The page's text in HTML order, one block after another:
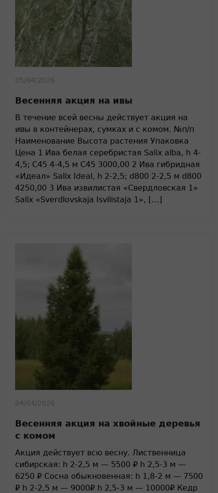
05/04/2026
Весенняя акция на ивы
В течение всей весны действует акция на
ивы в контейнерах, сумках и с комом. №п/п
Наименование Высота растения Упаковка
Цена 1 Ива белая серебристая Salix alba, h 4-
4,5; С45 4-4,5 м С45 3000,00 2 Ива гибридная
«Идеал» Salix Ideal, h 2-2,5; d800 2-2,5 м d800
4250,00 3 Ива извилистая «Свердловская 1»
Salix «Sverdlovskaja Isvilistaja 1», […]
04/04/2026
Весенняя акция на хвойные деревья
с комом
Акция действует всю весну. Лиственница
сибирская: h 2-2,5 м — 5500 ₽ h 2,5-3 м —
6250 ₽ Сосна обыкновенная: h 1,8-2 м — 7500
₽ h 2-2,5 м — 9000₽ h 2,5-3 м — 10000₽ Кедр